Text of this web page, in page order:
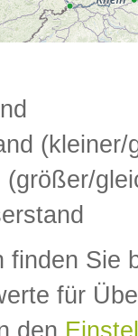
(kleiner/
(größer/
finden Sie
für
den